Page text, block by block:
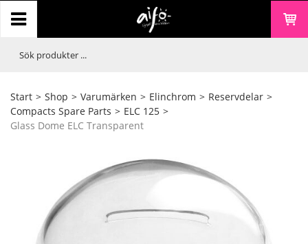
Start > Shop > Varumärken > Elinchrom > Reservdelar >
Compacts Spare Parts > ELC 125 >
Glass Dome ELC Transparent